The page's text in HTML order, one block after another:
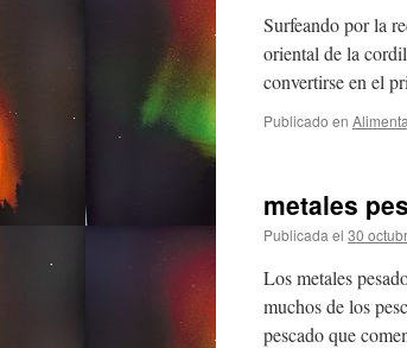
Surfeando por la
oriental de la
convertirse en el
Publicado en
metales
Publicada el 30
Los metales
muchos de los
pescado que